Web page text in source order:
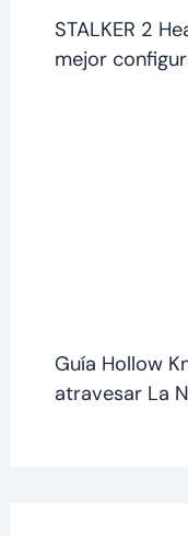
STALKER 2
mejor
Guía Hollow
atravesar La